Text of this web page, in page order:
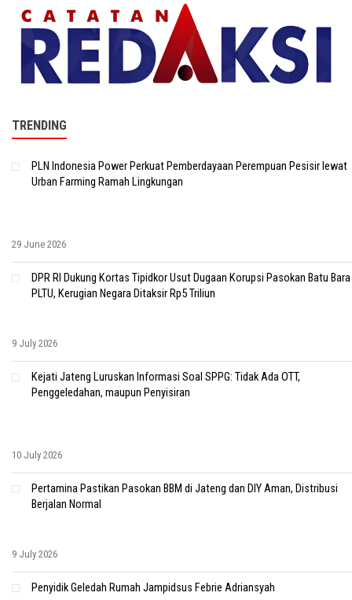
TRENDING
PLN Indonesia Power Perkuat Pemberdayaan Perempuan Pesisir lewat
Urban Farming Ramah Lingkungan
29 June 2026
DPR RI Dukung Kortas Tipidkor Usut Dugaan Korupsi Pasokan Batu Bara
PLTU, Kerugian Negara Ditaksir Rp5 Triliun
9 July 2026
Kejati Jateng Luruskan Informasi Soal SPPG: Tidak Ada OTT,
Penggeledahan, maupun Penyisiran
10 July 2026
Pertamina Pastikan Pasokan BBM di Jateng dan DIY Aman, Distribusi
Berjalan Normal
9 July 2026
Penyidik Geledah Rumah Jampidsus Febrie Adriansyah